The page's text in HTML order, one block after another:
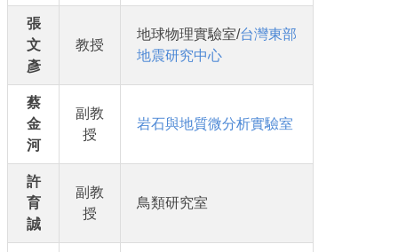
張
文
彥
教授
地球物理實驗室/台灣東部
地震研究中心
蔡
金
河
副教
授
岩石與地質微分析實驗室
許
育
誠
副教
授
鳥類研究室